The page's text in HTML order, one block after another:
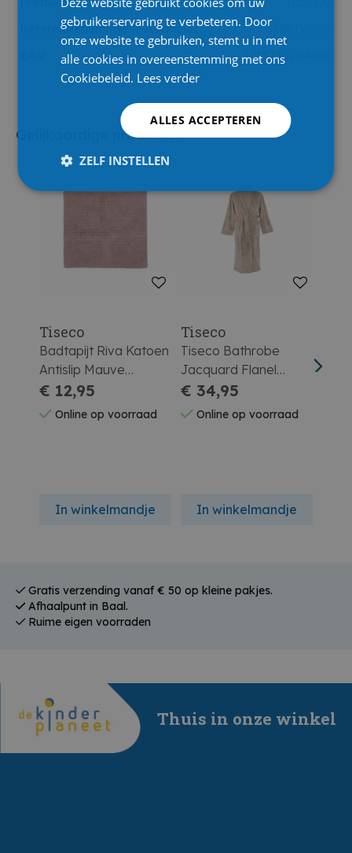
Referentienummer leverancier
3689IVORY
5413255204485
Gelijkaardige producten
Tiseco
Badtapijt Riva Katoen
Antislip Mauve
60X60Cm
€ 12,95
Online op voorraad
In winkelmandje
Tiseco
Tiseco Bathrobe
Jacquard Flanel
Pippa 120x100 Cm
(l/xl) - Taupe
€ 34,95
Online op voorraad
In winkelmandje
Gratis verzending vanaf € 50 op kleine pakjes.
Afhaalpunt in Baal.
Ruime eigen voorraden
Thuis in onze winkel
gebruikerservaring te verbeteren. Door
onze website te gebruiken, stemt u in met
alle cookies in overeenstemming met ons
Cookiebeleid. Lees verder
ALLES ACCEPTEREN
ZELF INSTELLEN